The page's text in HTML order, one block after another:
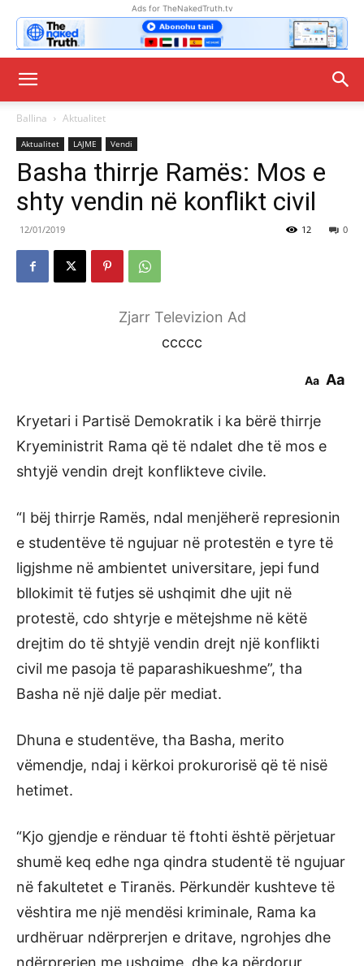
Ads for TheNakedTruth.tv
Ballina Aktualitet
Aktualitet LAJME Vendi
Basha thirrje Ramës: Mos e
shty vendin në konflikt civil
12/01/2019 0
12
Zjarr Televizion Ad
ccccc
Aa Aa
Kryetari i Partisë Demokratik i ka bërë thirrje
Kryeministrit Rama që të ndalet dhe të mos e
shtyjë vendin drejt konflikteve civile.
“I bëj thirrje Ramës, ndal menjëherë represionin
e studentëve të ngujuar në protestën e tyre të
ligjshme në ambientet universitare, jepi fund
bllokimit të futjes së ushqimit dhe ujit në
protestë, cdo shtyrje e mëtejshme në këtë
drejtim do të shtyjë vendin drejt një konflikti
civil me pasoja të paparashikueshme”, tha
Basha në një dalje për mediat.
Dhuna e studentëve, tha Basha, merito
vëmendje, ndaj i kërkoi prokurorisë që të nisë
hetimet.
“Kjo gjendje e rënduar të ftohti është përjetuar
shumë keq edhe nga qindra studentë të ngujuar
në fakultetet e Tiranës. Përkundër kushteve të
vështira me një mendësi kriminale, Rama ka
urdhëruar ndërprerjen e dritave, ngrohjes dhe
ndërprerjen me ushqime, dhe ka përdorur